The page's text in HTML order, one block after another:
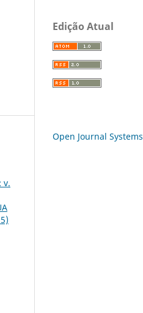
v.
Edição Atual
Open Journal Systems